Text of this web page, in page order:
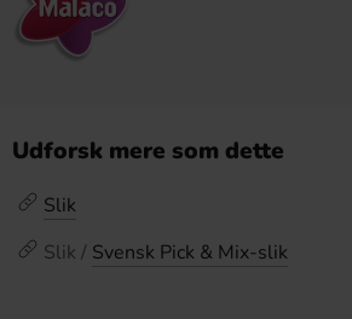
Udforsk mere som dette
Slik
Slik / Svensk Pick & Mix-slik